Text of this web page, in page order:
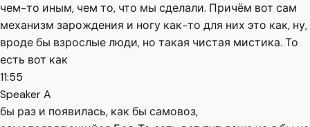
чем-то иным, чем то, что мы сделали. Причём вот сам
механизм зарождения и ногу как-то для них это как, ну,
вроде бы взрослые люди, но такая чистая мистика. То
есть вот как
11:55
Speaker A
бы раз и появилась, как бы самовоз,